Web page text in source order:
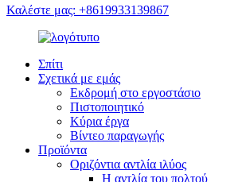
Καλέστε μας: +8619933139867
Σπίτι
Σχετικά με εμάς
Εκδρομή στο εργοστάσιο
Πιστοποιητικό
Κύρια έργα
Βίντεο παραγωγής
Προϊόντα
Οριζόντια αντλία ιλύος
Η αντλία του πολτού